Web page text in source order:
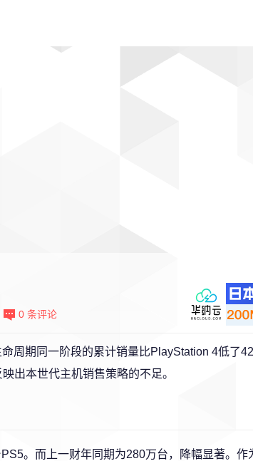
0 条评论
周期同一阶段的累计销量比PlayStation 4低了
出本世代主机销售策略的不足。
。而上一财年同期为280万台，降幅显著。